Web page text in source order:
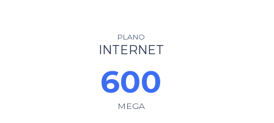
PLANO
INTERNET
600
MEGA